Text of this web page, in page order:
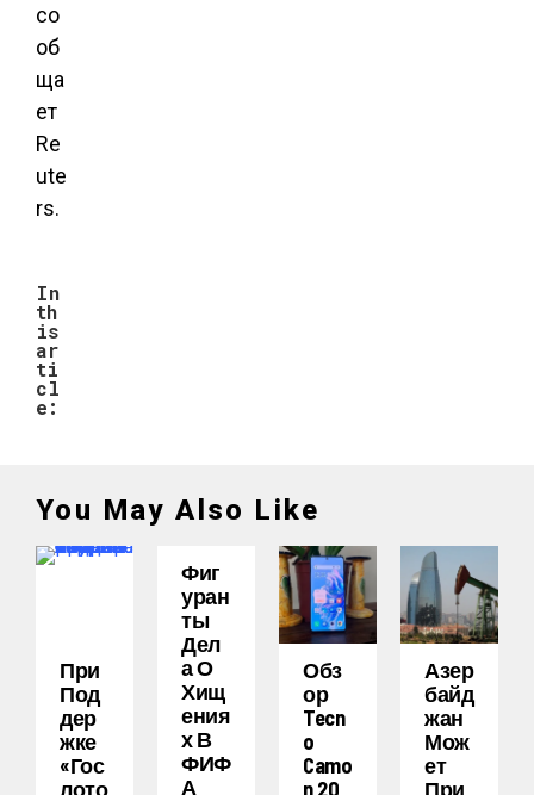
со
об
ща
ет
Re
ute
rs.
In
th
is
ar
ti
cl
e:
You May Also Like
При
Под
Дер
Жке
«Гос
Лото
Фиг
Уран
Ты
Дел
А О
Хищ
Ения
Х В
ФИФ
А
Обз
Ор
Tecn
O
Camo
N 20
Азер
Байд
Жан
Мож
Ет
При